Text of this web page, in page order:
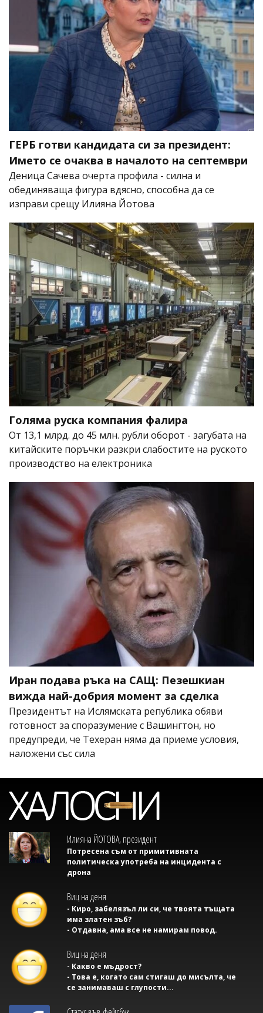
ГЕРБ готви кандидата си за президент:
Името се очаква в началото на септември
Деница Сачева очерта профила - силна и
обединяваща фигура вдясно, способна да се
изправи срещу Илияна Йотова
Голяма руска компания фалира
От 13,1 млрд. до 45 млн. рубли оборот - загубата на
китайските поръчки разкри слабостите на руското
производство на електроника
Иран подава ръка на САЩ: Пезешкиан
вижда най-добрия момент за сделка
Президентът на Ислямската република обяви
готовност за споразумение с Вашингтон, но
предупреди, че Техеран няма да приеме условия,
наложени със сила
Илияна ЙОТОВА, президент
Потресена съм от примитивната
политическа употреба на инцидента с
дрона
Виц на деня
- Киро, забелязъл ли си, че твоята тъщата
има златен зъб?
- Отдавна, ама все не намирам повод.
Виц на деня
- Какво е мъдрост?
- Това е, когато сам стигаш до мисълта, че
се занимаваш с глупости...